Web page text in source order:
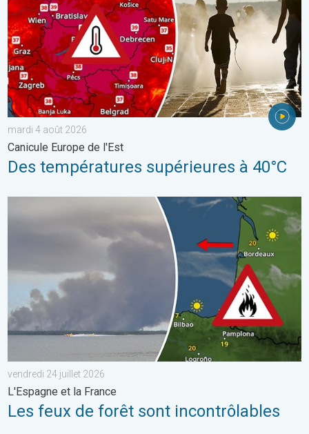
mardi 4 août 2026
Canicule Europe de l'Est
Des températures supérieures à 40°C
Les feux de forêt sont incontrôlables. L'Espagne et la France.
vendredi 24 juillet 2026
L'Espagne et la France
Les feux de forêt sont incontrôlables